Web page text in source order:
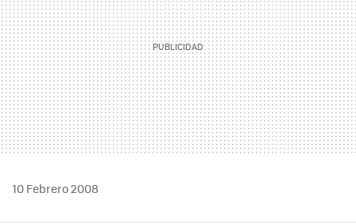
10 Febrero 2008